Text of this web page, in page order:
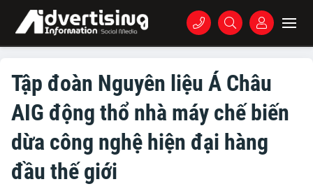
Tập đoàn Nguyên liệu Á Châu
AIG động thổ nhà máy chế biến
dừa công nghệ hiện đại hàng
đầu thế giới